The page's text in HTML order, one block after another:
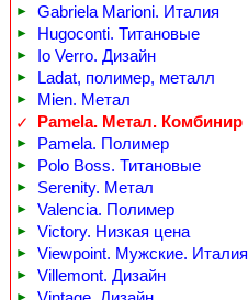
► Gabriela Marioni. Италия
► Hugoconti. Титановые
► Io Verro. Дизайн
► Ladat, полимер, металл
►
Mien. Метал
✓
Pamela. Метал. Комбинир
► Pamela. Полимер
► Polo Boss. Титановые
► Serenity. Метал
► Valencia. Полимер
► Victory. Низкая цена
► Viewpoint. Мужские. Италия
► Villemont. Дизайн
►